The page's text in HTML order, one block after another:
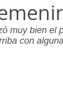
muy bien el
con